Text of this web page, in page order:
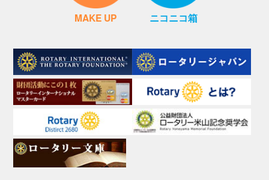
MAKE UP ニコニコ箱